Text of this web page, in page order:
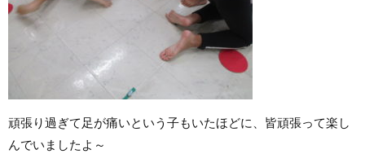
頑張り過ぎて足が痛いという子もいたほどに、皆頑張って楽し
んでいましたよ～